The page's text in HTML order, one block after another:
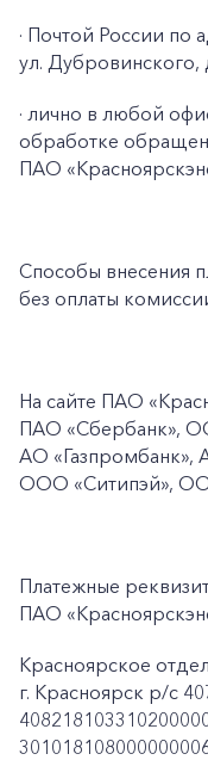
· Почтой России по
ул. Дубровинского,
· лично в любой
обработке
ПАО
Способы внесения
без оплаты
На сайте ПАО
ПАО «Сбербанк»,
АО «Газпромбанк»,
ООО «Ситипэй»,
Платежные
ПАО
Красноярское
г. Красноярск p/c